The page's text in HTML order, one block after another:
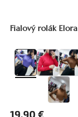
Fialový rolák Elora
19,90 €